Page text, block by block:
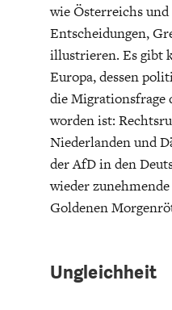
wie Österreichs
Entscheidungen,
illustrieren. Es gibt
Europa, dessen
die Migrationsfrage
worden ist:
Niederlanden und
der AfD in den
wieder
Goldenen
Ungleichheit